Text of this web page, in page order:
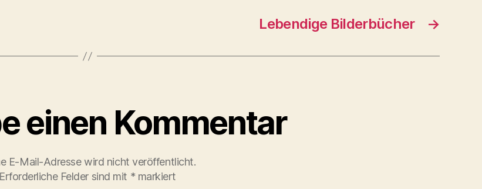
→
Lebendige Bilderbücher
einen Kommentar
E-Mail-Adresse wird nicht veröffentlicht.
Erforderliche Felder sind mit * markiert